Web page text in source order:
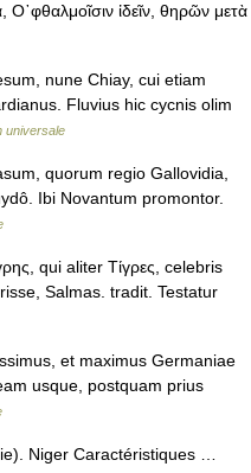
ἰδεῖν, θηρῶν μετὰ
nune Chiay, cui etiam
Fluvius hic cycnis olim
universale
quorum regio Gallovidia,
Ibi Novantum promontor.
qui aliter Τίγρες, celebris
Salmas. tradit. Testatur
et maximus Germaniae
usque, postquam prius
Niger Caractéristiques …